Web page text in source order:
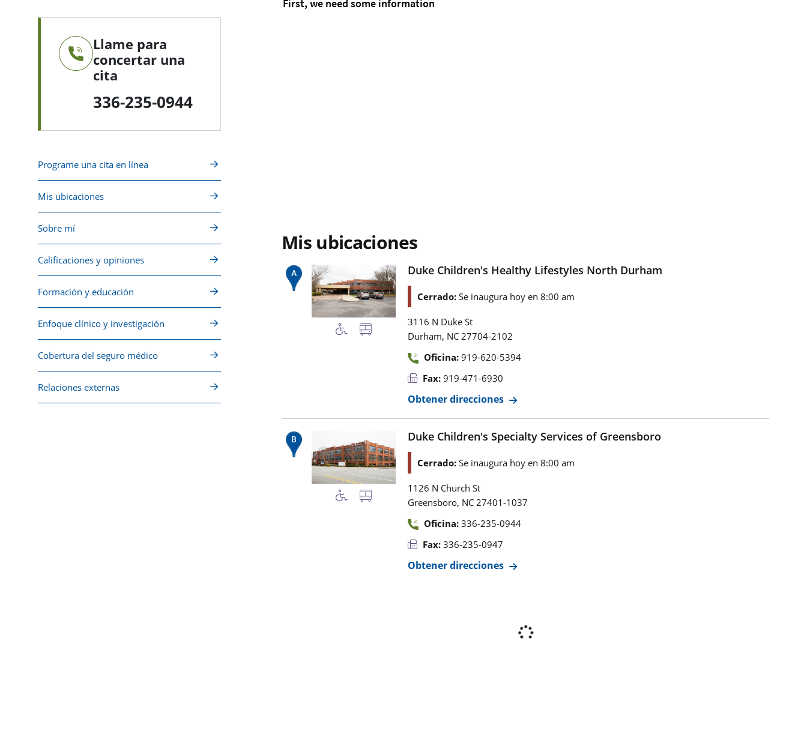
Llame para
concertar una
cita
336-235-0944
Programe una cita en línea
Mis ubicaciones
Sobre mí
Calificaciones y opiniones
Formación y educación
Enfoque clínico y investigación
Cobertura del seguro médico
Relaciones externas
Mis ubicaciones
Duke Children's Healthy Lifestyles North Durham
Cerrado: Se inaugura hoy en 8:00 am
3116 N Duke St
Durham, NC 27704-2102
Oficina: 919-620-5394
Fax: 919-471-6930
Obtener direcciones
Duke Children's Specialty Services of Greensboro
Cerrado: Se inaugura hoy en 8:00 am
1126 N Church St
Greensboro, NC 27401-1037
Oficina: 336-235-0944
Fax: 336-235-0947
Obtener direcciones